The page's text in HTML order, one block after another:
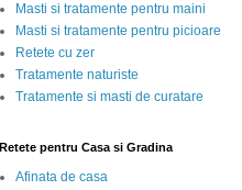
Masti si tratamente pentru maini
Masti si tratamente pentru picioare
Retete cu zer
Tratamente naturiste
Tratamente si masti de curatare
Retete pentru Casa si Gradina
Afinata de casa